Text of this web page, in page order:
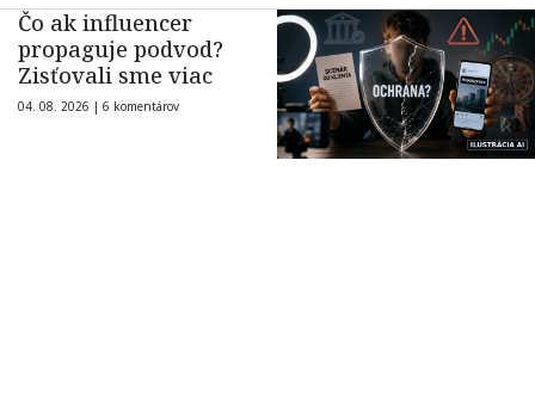
Čo ak influencer
propaguje podvod?
Zisťovali sme viac
04. 08. 2026 | 6 komentárov